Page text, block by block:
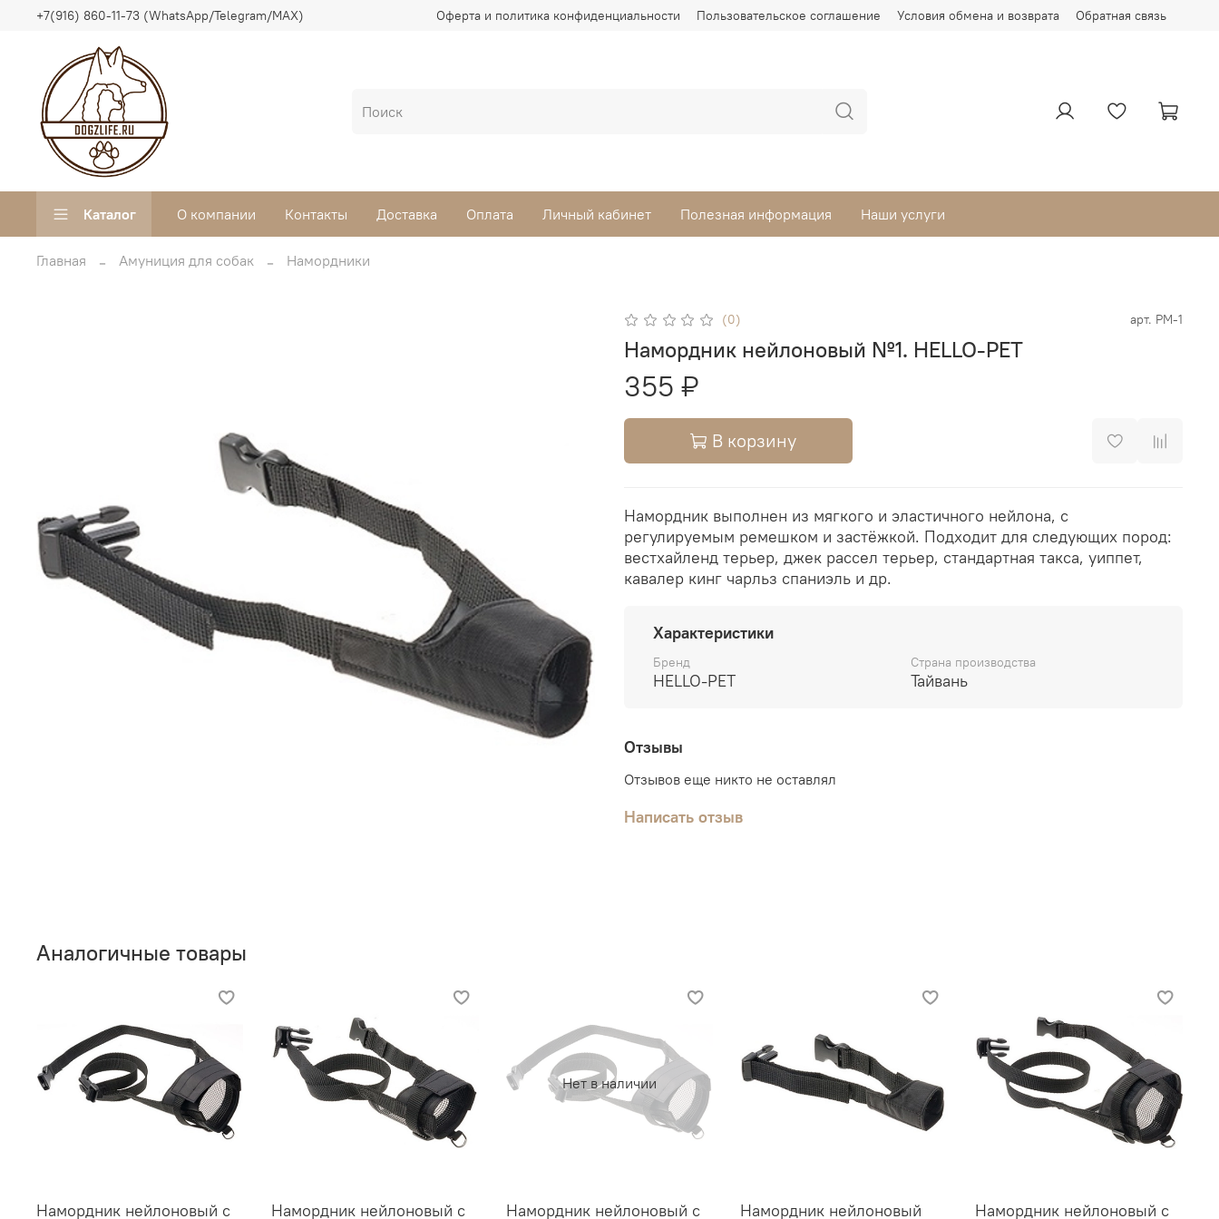
Оферта и политика конфиденциальности Пользовательское соглашение Условия обмена и возврата Обратная связь
+7(916) 860-11-73 (WhatsApp/Telegram/MAX)
Каталог О компании Контакты Доставка Оплата Личный кабинет Полезная информация Наши услуги
Главная Амуниция для собак Намордники
(0) арт. РМ-1
Намордник нейлоновый №1. HELLO-PET
355 ₽
В корзину
Намордник выполнен из мягкого и эластичного нейлона, с
регулируемым ремешком и застёжкой. Подходит для следующих пород:
вестхайленд терьер, джек рассел терьер, стандартная такса, уиппет,
кавалер кинг чарльз спаниэль и др.
Характеристики
Бренд
HELLO-PET
Страна производства
Тайвань
Отзывы
Отзывов еще никто не оставлял
Написать отзыв
Аналогичные товары
Намордник нейлоновый с Намордник нейлоновый с
Нет в наличии
Намордник нейлоновый с Намордник нейлоновый Намордник нейлоновый с